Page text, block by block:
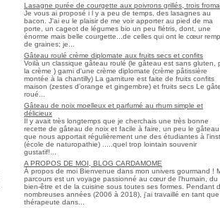
Lasagne purée de courgette aux poivrons grillés, trois
Je vous ai proposé i l y a peu de temps, des lasagnes au
bacon. J'ai eu le plaisir de me voir apporter au pied de ma
porte, un cageot de légumes bio un peu flétris, dont, une
énorme mais belle courgette...de celles qui ont le cœur
de graines; je...
Gâteau roulé crème diplomate aux fruits secs et confits
Voilà un classique gâteau roulé (le gâteau est sans gluten,
la crème ) garni d'une crème diplomate (crème pâtissière
montée à la chantilly) La garniture est faite de fruits confits
maison (zestes d'orange et gingembre) et fruits secs Le
roué...
Gâteau de noix moelleux et parfumé au rhum simple et
délicieux
Il y avait très longtemps que je cherchais une très bonne
recette de gâteau de noix et facile à faire, un peu le gâteau
que nous apportait régulièrement une des étudiantes à
(école de naturopathie) .....quel trop lointain souvenir
gustatif!...
A PROPOS DE MOI, BLOG CARDAMOME
À propos de moi Bienvenue dans mon univers gourmand !
parcours est un voyage passionné au cœur de l'humain, du
bien-être et de la cuisine sous toutes ses formes. Pendant
nombreuses années (2006 à 2018), j'ai travaillé en tant que
thérapeute dans...